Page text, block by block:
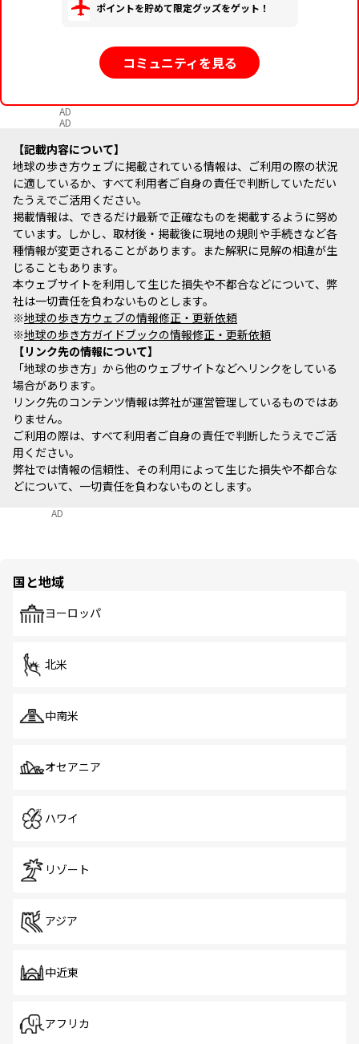
ポイントを貯めて限定グッズをゲット！
コミュニティを見る
AD
AD
記載内容について
地球の歩き方ウェブに掲載されている情報は、ご利用の際の状況
に適しているか、すべて利用者ご自身の責任で判断していただい
たうえでご活用ください。
掲載情報は、できるだけ最新で正確なものを掲載するように努め
ています。しかし、取材後・掲載後に現地の規則や手続きなど各
種情報が変更されることがあります。また解釈に見解の相違が生
じることもあります。
本ウェブサイトを利用して生じた損失や不都合などについて、弊
社は一切責任を負わないものとします。
※地球の歩き方ウェブの情報修正・更新依頼
※地球の歩き方ガイドブックの情報修正・更新依頼
リンク先の情報について
「地球の歩き方」から他のウェブサイトなどへリンクをしている
場合があります。
リンク先のコンテンツ情報は弊社が運営管理しているものではあ
りません。
ご利用の際は、すべて利用者ご自身の責任で判断したうえでご活
用ください。
弊社では情報の信頼性、その利用によって生じた損失や不都合な
どについて、一切責任を負わないものとします。
AD
国と地域
ヨーロッパ
北米
中南米
オセアニア
ハワイ
リゾート
アジア
中近東
アフリカ